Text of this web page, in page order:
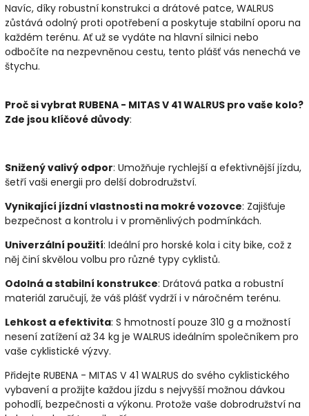
Navíc, díky robustní konstrukci a drátové patce, WALRUS
zůstává odolný proti opotřebení a poskytuje stabilní oporu na
každém terénu. Ať už se vydáte na hlavní silnici nebo
odbočíte na nezpevněnou cestu, tento plášť vás nenechá ve
štychu.
Proč si vybrat RUBENA - MITAS V 41 WALRUS pro vaše kolo?
Zde jsou klíčové důvody:
Snižený valivý odpor: Umožňuje rychlejší a efektivnější jízdu,
šetří vaši energii pro delší dobrodružství.
Vynikající jízdní vlastnosti na mokré vozovce: Zajišťuje
bezpečnost a kontrolu i v proměnlivých podmínkách.
Univerzální použití: Ideální pro horské kola i city bike, což z
něj činí skvělou volbu pro různé typy cyklistů.
Odolná a stabilní konstrukce: Drátová patka a robustní
materiál zaručují, že váš plášť vydrží i v náročném terénu.
Lehkost a efektivita: S hmotností pouze 310 g a možností
nesení zatížení až 34 kg je WALRUS ideálním společníkem pro
vaše cyklistické výzvy.
Přidejte RUBENA - MITAS V 41 WALRUS do svého cyklistického
vybavení a prožijte každou jízdu s nejvyšší možnou dávkou
pohodlí, bezpečnosti a výkonu. Protože vaše dobrodružství na